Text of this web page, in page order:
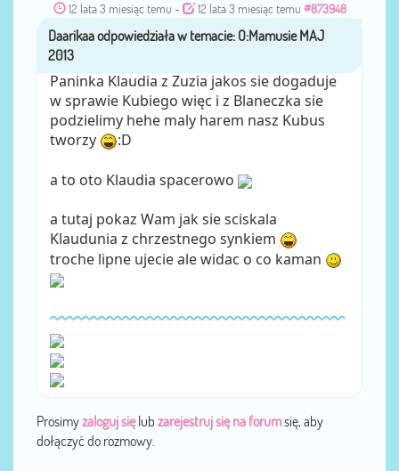
12 lata 3 miesiąc temu - 12 lata 3 miesiąc temu #873948
przezDaarikaa
Paninka Klaudia z Zuzia jakos sie dogaduje
w sprawie Kubiego więc i z Blaneczka sie
podzielimy hehe maly harem nasz Kubus
tworzy
:D
a to oto Klaudia spacerowo
a tutaj pokaz Wam jak sie sciskala
Klaudunia z chrzestnego synkiem
troche lipne ujecie ale widac o co kaman
Prosimyzaloguj sięlub zarejestruj się na forumsię, aby
dołączyć do rozmowy.